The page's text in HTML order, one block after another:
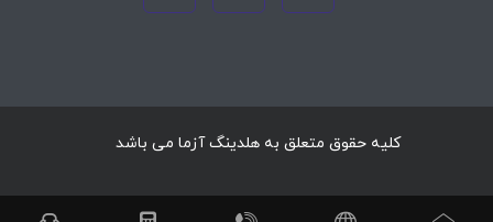
کلیه حقوق متعلق به هلدینگ آزما می باشد